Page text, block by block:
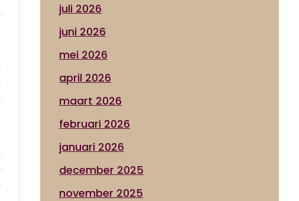
juli 2026
juni 2026
mei 2026
april 2026
maart 2026
februari 2026
januari 2026
december 2025
november 2025